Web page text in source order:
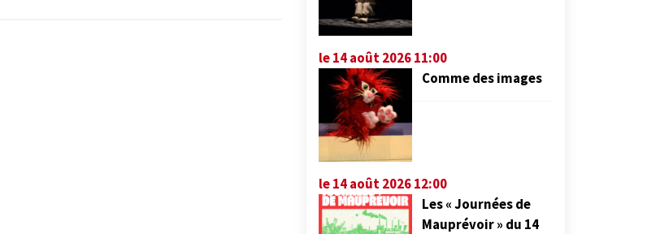
le 14 août 2026 11:00
Comme des images
le 14 août 2026 12:00
Les « Journées de
Mauprévoir » du 14